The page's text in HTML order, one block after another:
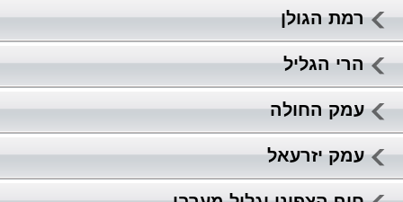
רמת הגולן
הרי הגליל
עמק החולה
עמק יזרעאל